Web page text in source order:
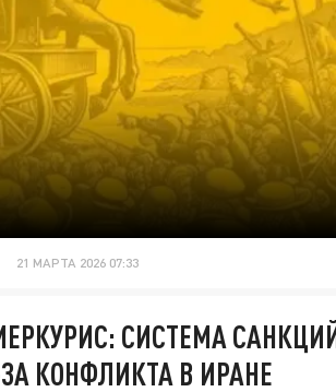
21 МАРТА 2026 07:33
СИСТЕМА
КОНФЛИКТА В ИРАНЕ